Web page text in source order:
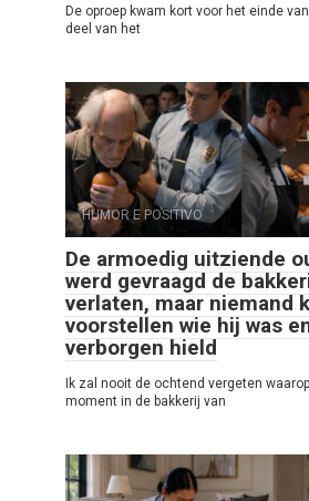
De oproep kwam kort voor het einde
deel van het
HUMOR E POSITIVO
De armoedig uitziende
werd gevraagd de
verlaten, maar niemand
voorstellen wie hij was
verborgen hield
Ik zal nooit de ochtend vergeten
moment in de bakkerij van